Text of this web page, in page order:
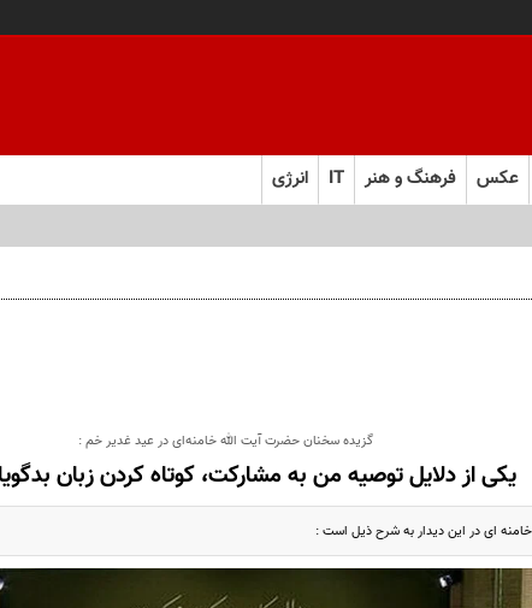
عکس فرهنگ و هنر IT انرژی
گزیده سخنان حضرت آیت الله خامنه‌ای در عید غدیر خم :
یکی از دلایل توصیه من به مشارکت، کوتاه کردن زبان
ای در این دیدار به شرح ذیل است :